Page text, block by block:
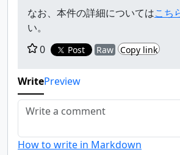
なお、本件の詳細についてはこち
い。
0
Post Raw Copy link
WritePreview
How to write in Markdown